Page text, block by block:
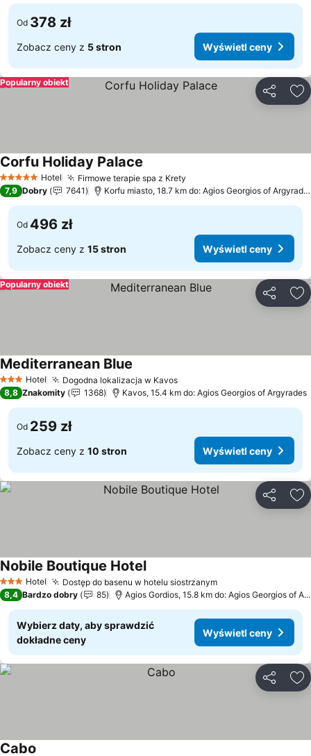
Od 378 zł
Zobacz ceny z 5 stron Wyświetl ceny
Popularny obiekt
5 KategoriaHotel Firmowe terapie spa z Krety
Corfu Holiday Palace
7,9 Dobry 7641 Korfu miasto, 18.7 km do: Agios Georgios of
Od 496 zł
Zobacz ceny z 15 stron Wyświetl ceny
Popularny obiekt
3 Kategoria
Hotel Dogodna lokalizacja w KavosWyświetl ceny
Mediterranean Blue
8,8 Znakomity 1368 Kavos, 15.4 km do: Agios Georgios of Argyrades
Od 259 zł
Zobacz ceny z 10 stron Wyświetl ceny
3 Kategoria
Hotel Dostęp do basenu w hotelu siostrzanymWyświetl ceny
Nobile Boutique HotelWyświetl ceny
8,4 Bardzo dobry 85 Agios Gordios, 15.8 km do: Agios Georgios of
Wybierz daty, aby sprawdzić
dokładne ceny
Wyświetl ceny
Cabo